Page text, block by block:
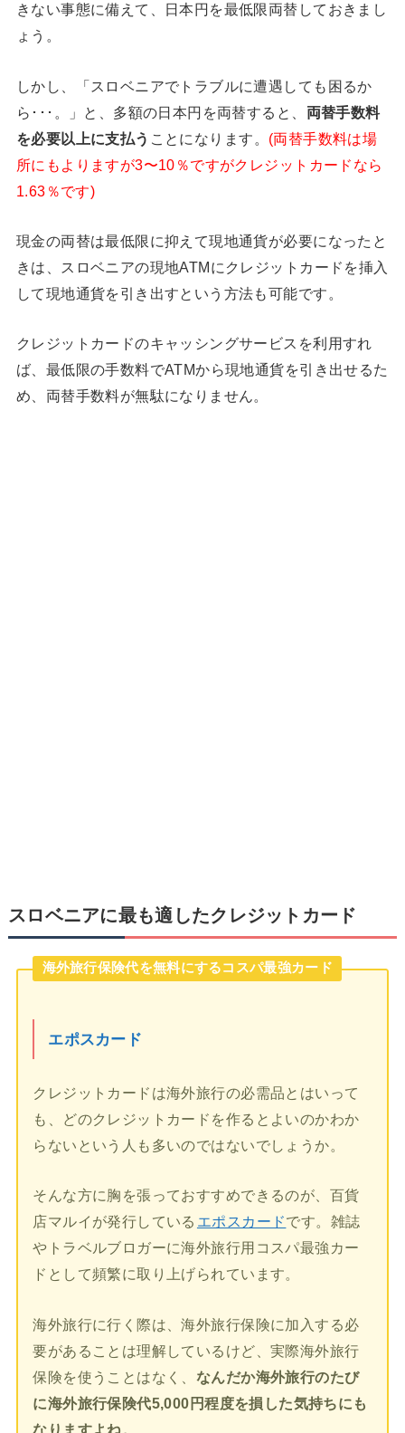
きない事態に備えて、日本円を最低限両替しておきまし
ょう。
しかし、「スロベニアでトラブルに遭遇しても困るか
ら･･･。」と、多額の日本円を両替すると、 両替手数料
を必要以上に支払う ことになります。 (両替手数料は場
所にもよりますが3〜10％ですがクレジットカードなら
1.63％です)
現金の両替は最低限に抑えて現地通貨が必要になったと
きは、スロベニアの現地ATMにクレジットカードを挿入
して現地通貨を引き出すという方法も可能です。
クレジットカードのキャッシングサービスを利用すれ
ば、最低限の手数料でATMから現地通貨を引き出せるた
め、両替手数料が無駄になりません。
スロベニアに最も適したクレジットカード
海外旅行保険代を無料にするコスパ最強カード
エポスカード
クレジットカードは海外旅行の必需品とはいって
も、どのクレジットカードを作るとよいのかわか
らないという人も多いのではないでしょうか。
そんな方に胸を張っておすすめできるのが、百貨
店マルイが発行している エポスカードです。雑誌
やトラベルブロガーに海外旅行用コスパ最強カー
ドとして頻繁に取り上げられています。
海外旅行に行く際は、海外旅行保険に加入する必
要があることは理解しているけど、実際海外旅行
保険を使うことはなく、 なんだか海外旅行のたび
に海外旅行保険代5,000円程度を損した気持ちにも
なりますよね。